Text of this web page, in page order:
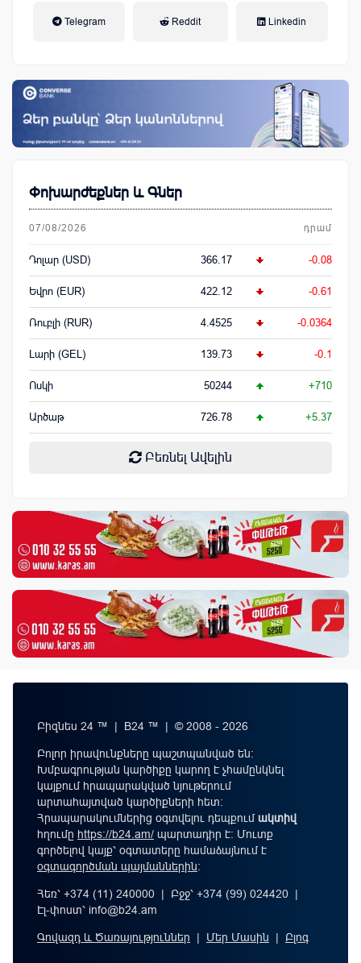
Telegram Reddit Linkedin
Փոխարժեքներ և Գներ
07/08/2026 դրամ
Դոլար (USD) 366.17 -0.08
Եվրո (EUR) 422.12 -0.61
Ռուբլի (RUR) 4.4525 -0.0364
Լարի (GEL) 139.73 -0.1
Ոսկի 50244 +710
Արծաթ 726.78 +5.37
Բեռնել Ավելին
Բիզնես 24 ™ | B24 ™ | © 2008 - 2026
Բոլոր իրավունքները պաշտպանված են:
Խմբագրության կարծիքը կարող է չհամընկնել
կայքում հրապարակված նյութերում
արտահայտված կարծիքների հետ:
Հրապարակումներից օգտվելու դեպքումակտիվ
հղումը https://b24.am/ պարտադիր է: Մուտք
գործելով կայք՝ օգտատերը համաձայնում է
օգտագործման պայմաններին։
Հեռ՝ +374 (11) 240000 | Բջջ՝ +374 (99) 024420 |
Էլ-փոստ՝ info@b24.am
Գովազդ և Ծառայություններ | Մեր Մասին | Բլոգ